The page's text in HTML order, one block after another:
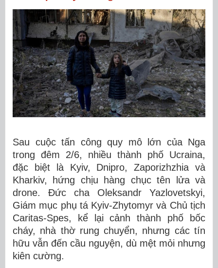
Sau cuộc tấn công quy mô lớn của Nga
trong đêm 2/6, nhiều thành phố Ucraina,
đặc biệt là Kyiv, Dnipro, Zaporizhzhia và
Kharkiv, hứng chịu hàng chục tên lửa và
drone. Đức cha Oleksandr Yazlovetskyi,
Giám mục phụ tá Kyiv-Zhytomyr và Chủ tịch
Caritas-Spes, kể lại cảnh thành phố bốc
cháy, nhà thờ rung chuyển, nhưng các tín
hữu vẫn đến cầu nguyện, dù mệt mỏi nhưng
kiên cường.